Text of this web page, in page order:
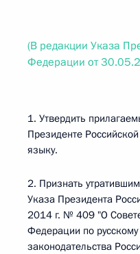
(В редакции Указа
Федерации от
1. Утвердить
Президенте
языку.
2. Признать
Указа Президента
2014 г. № 409 "О
Федерации по
законодательства